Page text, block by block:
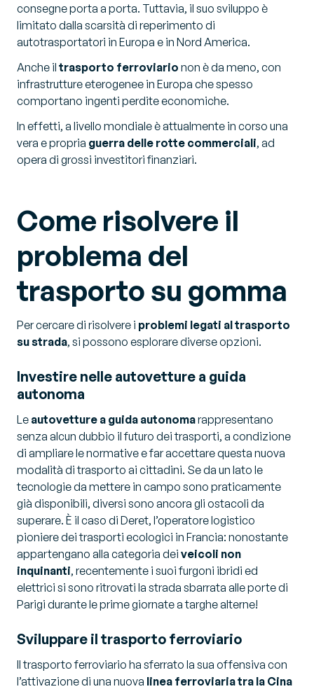
consegne porta a porta. Tuttavia, il suo sviluppo è
limitato dalla scarsità di reperimento di
autotrasportatori in Europa e in Nord America.
Anche il trasporto ferroviario non è da meno, con
infrastrutture eterogenee in Europa che spesso
comportano ingenti perdite economiche.
In effetti, a livello mondiale è attualmente in corso una
vera e propria guerra delle rotte commerciali, ad
opera di grossi investitori finanziari.
Come risolvere il
problema del
trasporto su gomma
Per cercare di risolvere i problemi legati al trasporto
su strada, si possono esplorare diverse opzioni.
Investire nelle autovetture a guida
autonoma
Le autovetture a guida autonomarappresentano
senza alcun dubbio il futuro dei trasporti, a condizione
di ampliare le normative e far accettare questa nuova
modalità di trasporto ai cittadini. Se da un lato le
tecnologie da mettere in campo sono praticamente
già disponibili, diversi sono ancora gli ostacoli da
superare. È il caso di Deret, l’operatore logistico
pioniere dei trasporti ecologici in Francia: nonostante
appartengano alla categoria dei veicoli non
inquinanti, recentemente i suoi furgoni ibridi ed
elettrici si sono ritrovati la strada sbarrata alle porte di
Parigi durante le prime giornate a targhe alterne!
Sviluppare il trasporto ferroviario
Il trasporto ferroviario ha sferrato la sua offensiva con
l’attivazione di una nuova linea ferroviaria tra la Cina